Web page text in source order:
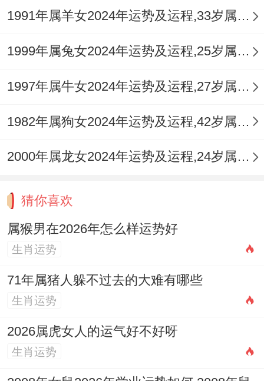
首要法则是 「顺势而动。不逆势硬扛」 ，
接受变动，拥抱新挑战，加强沟通方法，表
案而非单纯批评，可在办公室或书房东北方
文昌星与吉祥物的能量，提升思维清晰度、
策划技能 与考运认证运，尤其利于从事文
关键决策，提升事业格局。
三、财富运程：财路大开还是危机四伏？
丙火为申猴的「偏官」。午中丁火为其「正
财」，流年天干丙火偏财透出，显示本年有
明显的投机性财运机遇，如投资、副业、奖
金等，但地支午火正财稳固，提醒本职工作
收入仍是基石，财旺生官杀，代表着金钱会
1991年属羊女2024年运势及运程,33岁属羊人2024全年每月运势女性如何
1999年属兔女2024年运势及运程,25岁属兔人2024全年每月运势女性如何
1997年属牛女2024年运势及运程,27岁属牛人2024全年每月运势女性如何
1982年属狗女2024年运势及运程,42岁属狗人2024全年每月运势女性如何
2000年属龙女2024年运势及运程,24岁属龙人2024全年每月运势女性如何
猜你喜欢
属猴男在2026年怎么样运势好
生肖运势
71年属猪人躲不过去的大难有哪些
生肖运势
2026属虎女人的运气好不好呀
生肖运势